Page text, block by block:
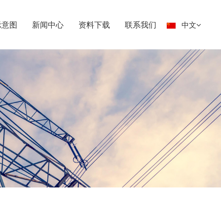
中文
图 新闻中心 资料下载 联系我们